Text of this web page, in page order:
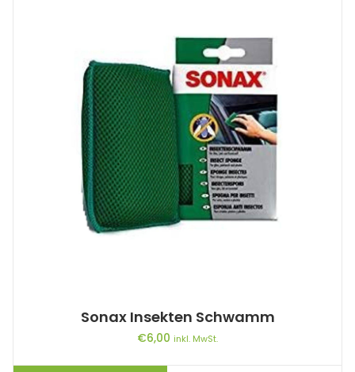
Sonax Insekten Schwamm
€6,00 inkl. MwSt.